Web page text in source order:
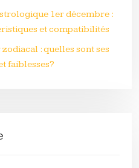
1er décembre :
et compatibilités
: quelles sont ses
faiblesses?